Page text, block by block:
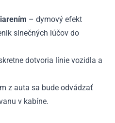
– dymový efekt
slnečných lúčov do
dotvoria línie vozidla a
z auta sa bude odvádzať
v kabíne.